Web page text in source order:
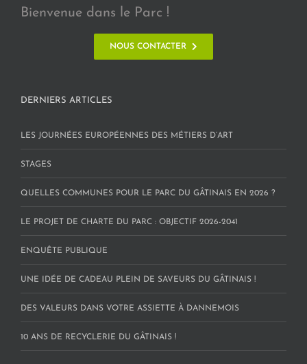
Bienvenue dans le Parc !
NOUS CONTACTER
DERNIERS ARTICLES
LES JOURNÉES EUROPÉENNES DES MÉTIERS D’ART
STAGES
QUELLES COMMUNES POUR LE PARC DU GÂTINAIS EN 2026 ?
LE PROJET DE CHARTE DU PARC : OBJECTIF 2026-2041
ENQUÊTE PUBLIQUE
UNE IDÉE DE CADEAU PLEIN DE SAVEURS DU GÂTINAIS !
DES VALEURS DANS VOTRE ASSIETTE À DANNEMOIS
10 ANS DE RECYCLERIE DU GÂTINAIS !